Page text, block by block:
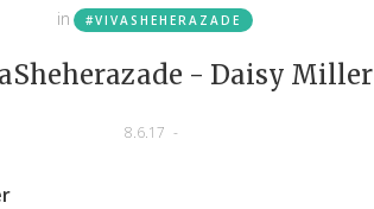
in #VIVASHEHERAZADE
- Daisy Miller
8.6.17 -